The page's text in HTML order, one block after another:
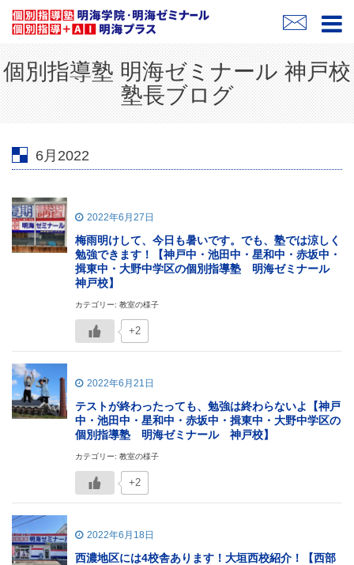
個別指導塾 明海ゼミナール 神戸校
塾長ブログ
6月2022
2022年6月27日
梅雨明けして、今日も暑いです。でも、塾では涼しく
勉強できます！【神戸中・池田中・星和中・赤坂中・
揖東中・大野中学区の個別指導塾 明海ゼミナール
神戸校】
カテゴリー: 教室の様子
+2
2022年6月21日
テストが終わったっても、勉強は終わらないよ【神戸
中・池田中・星和中・赤坂中・揖東中・大野中学区の
個別指導塾 明海ゼミナール 神戸校】
カテゴリー: 教室の様子
+2
2022年6月18日
西濃地区には4校舎あります！大垣西校紹介！【西部